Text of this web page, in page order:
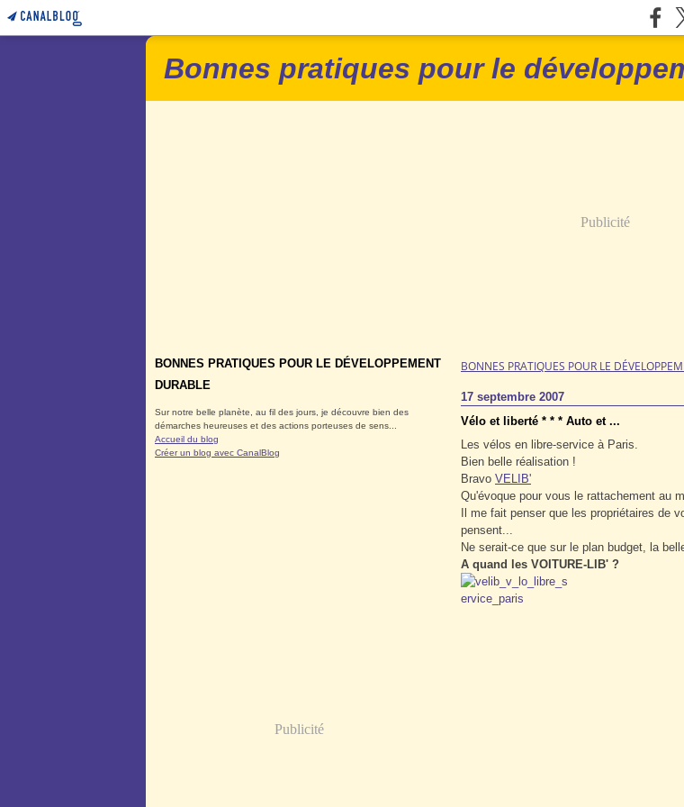
Bonnes pratiques pour le
Publicité
BONNES PRATIQUES POUR LE DÉVELOPPEMENT
DURABLE
Sur notre belle planète, au fil des jours, je découvre bien des
démarches heureuses et des actions porteuses de sens...
Accueil du blog
Créer un blog avec CanalBlog
Publicité
BONNES PRATIQUES POUR LE
17 septembre 2007
Vélo et liberté * * * Auto et ...
Les vélos en libre-service à Paris.
Bien belle réalisation !
Bravo VELIB'
Qu'évoque pour vous le rattachement au
Il me fait penser que les propriétaires de
pensent...
Ne serait-ce que sur le plan budget, la
A quand les VOITURE-LIB' ?